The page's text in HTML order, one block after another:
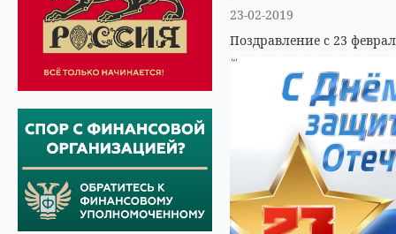
23-02-2019
Поздравление с 23